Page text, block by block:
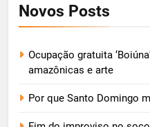
Novos Posts
Ocupação gratuita
amazônicas e arte
Por que Santo Domingo